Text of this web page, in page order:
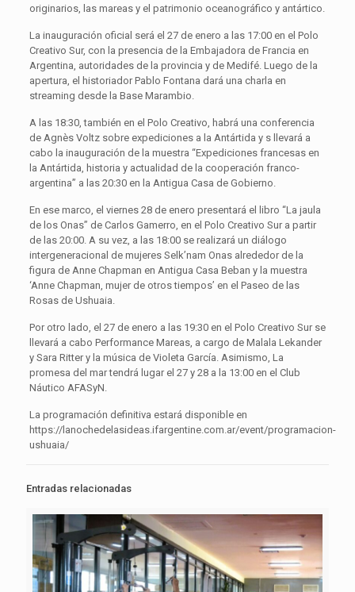
originarios, las mareas y el patrimonio oceanográfico y antártico.
La inauguración oficial será el 27 de enero a las 17:00 en el Polo
Creativo Sur, con la presencia de la Embajadora de Francia en
Argentina, autoridades de la provincia y de Medifé. Luego de la
apertura, el historiador Pablo Fontana dará una charla en
streaming desde la Base Marambio.
A las 18:30, también en el Polo Creativo, habrá una conferencia
de Agnès Voltz sobre expediciones a la Antártida y s llevará a
cabo la inauguración de la muestra “Expediciones francesas en
la Antártida, historia y actualidad de la cooperación franco-
argentina” a las 20:30 en la Antigua Casa de Gobierno.
En ese marco, el viernes 28 de enero presentará el libro “La jaula
de los Onas” de Carlos Gamerro, en el Polo Creativo Sur a partir
de las 20:00. A su vez, a las 18:00 se realizará un diálogo
intergeneracional de mujeres Selk’nam Onas alrededor de la
figura de Anne Chapman en Antigua Casa Beban y la muestra
‘Anne Chapman, mujer de otros tiempos’ en el Paseo de las
Rosas de Ushuaia.
Por otro lado, el 27 de enero a las 19:30 en el Polo Creativo Sur se
llevará a cabo Performance Mareas, a cargo de Malala Lekander
y Sara Ritter y la música de Violeta García. Asimismo, La
promesa del mar tendrá lugar el 27 y 28 a la 13:00 en el Club
Náutico AFASyN.
La programación definitiva estará disponible en
https://lanochedelasideas.ifargentine.com.ar/event/programacion-
ushuaia/
Entradas relacionadas